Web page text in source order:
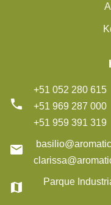
phone
+51 052 280 615
+51 969 287 000
+51 959 391 319
email
map
Parque